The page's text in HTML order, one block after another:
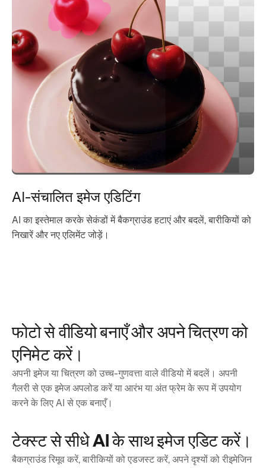
AI-संचालित इमेज एडिटिंग
AI का इस्तेमाल करके सेकंडों में बैकग्राउंड हटाएं और बदलें, बारीकियों को
निखारें और नए एलिमेंट जोड़ें।
फोटो से वीडियो बनाएँ और अपने चित्रण को
एनिमेट करें।
अपनी इमेज या चित्रण को उच्च-गुणवत्ता वाले वीडियो में बदलें। अपनी
गैलरी से एक इमेज अपलोड करें या आरंभ या अंत फ्रेम के रूप में उपयोग
करने के लिए AI से एक बनाएँ।
टेक्स्ट से सीधे AI के साथ इमेज एडिट करें।
बैकग्राउंड रिमूव करें, बारीकियों को एडजस्ट करें, अपने दृश्यों को रीइमेजिन